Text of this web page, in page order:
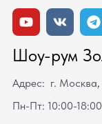
Шоу-рум
Адрес: г. Москва,
Пн-Пт: 10:00-18:00